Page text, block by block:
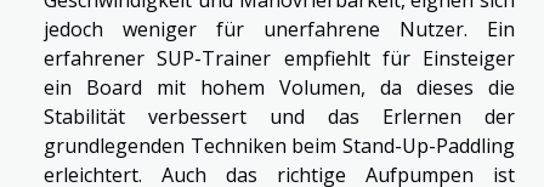
jedoch weniger für unerfahrene Nutzer. Ein
erfahrener SUP-Trainer empfiehlt für Einsteiger
ein Board mit hohem Volumen, da dieses die
Stabilität verbessert und das Erlernen der
grundlegenden Techniken beim Stand-Up-Paddling
erleichtert. Auch das richtige Aufpumpen ist